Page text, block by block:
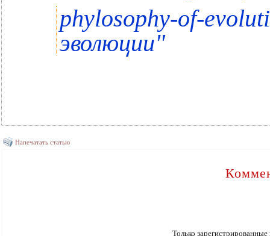
phylosophy-of-
эволюции"
Напечатать статью
Только